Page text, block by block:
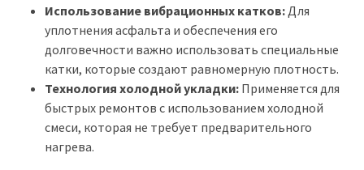
Использование вибрационных катков: Для
уплотнения асфальта и обеспечения его
долговечности важно использовать специальные
катки, которые создают равномерную плотность.
Технология холодной укладки: Применяется для
быстрых ремонтов с использованием холодной
смеси, которая не требует предварительного
нагрева.